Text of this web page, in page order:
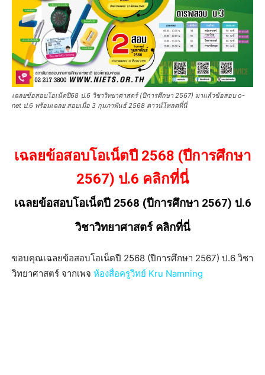
เฉลยข้อสอบโอเน็ตปี68 ป.6 วิชาวิทยาศาสตร์ (ปีการศึกษา 2567) มาแล้วข้อสอบ o-
net ป.6 พร้อมเฉลย สอบเมื่อ 3 กุมภาพันธ์ 2568 ดาวน์โหลดที่นี่
เฉลยข้อสอบโอเน็ตปี 2568 (ปีการศึกษา
2567) ป.6 คลิกที่นี่
เฉลยข้อสอบโอเน็ตปี 2568 (ปีการศึกษา 2567) ป.6
วิชาวิทยาศาสตร์ คลิกที่นี่
ขอบคุณเฉลยข้อสอบโอเน็ตปี 2568 (ปีการศึกษา 2567) ป.6 วิชา
วิทยาศาสตร์ จากเพจ ห้องสื่อครูวิทย์ Kru Namning